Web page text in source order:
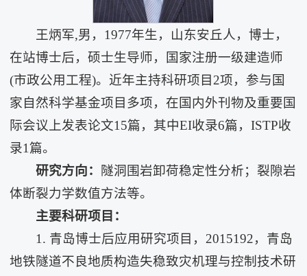
王炳军,男，1977年生，山东安丘人，博士，
在站博士后，硕士生导师，国家注册一级建造师
(市政公用工程)。近年主持科研项目2项，参与国
家自然科学基金项目多项，在国内外刊物及重要国
际会议上发表论文15篇，其中EI收录6篇，ISTP收
录1篇。
研究方向：
隧洞围岩卸荷稳定性分析；裂隙岩
体断裂力学数值方法等。
主要科研项目：
1. 青岛博士后应用研究项目，2015192，青岛
地铁隧道不良地质构造失稳致灾机理与控制技术研